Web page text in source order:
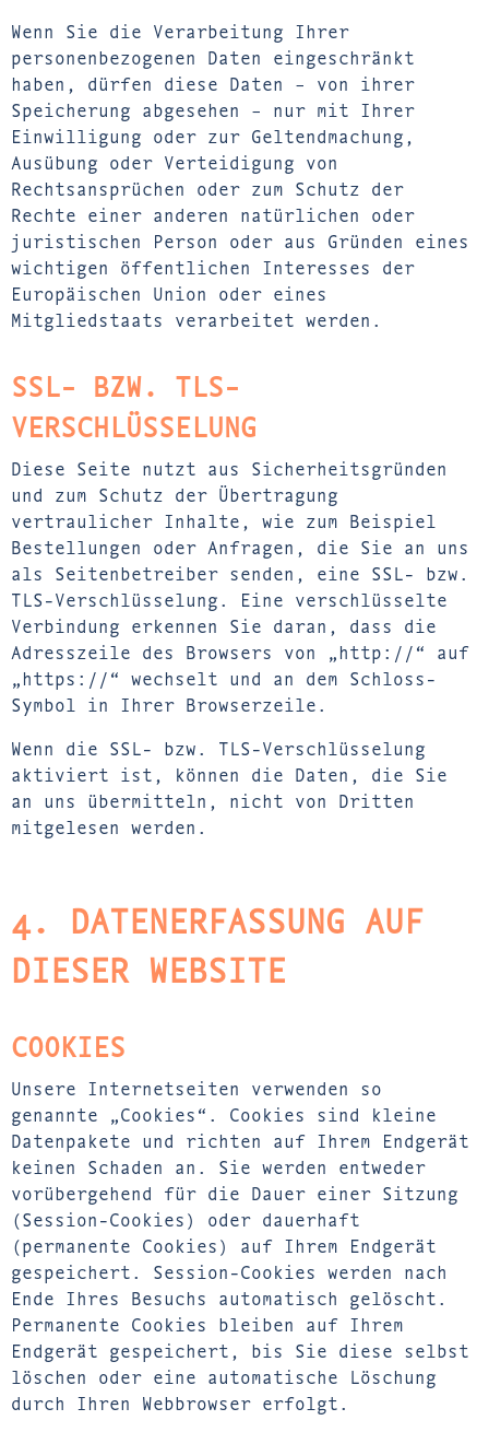
Wenn Sie die Verarbeitung Ihrer
personenbezogenen Daten eingeschränkt
haben, dürfen diese Daten – von ihrer
Speicherung abgesehen – nur mit Ihrer
Einwilligung oder zur Geltendmachung,
Ausübung oder Verteidigung von
Rechtsansprüchen oder zum Schutz der
Rechte einer anderen natürlichen oder
juristischen Person oder aus Gründen eines
wichtigen öffentlichen Interesses der
Europäischen Union oder eines
Mitgliedstaats verarbeitet werden.
SSL- BZW. TLS-
VERSCHLÜSSELUNG
Diese Seite nutzt aus Sicherheitsgründen
und zum Schutz der Übertragung
vertraulicher Inhalte, wie zum Beispiel
Bestellungen oder Anfragen, die Sie an uns
als Seitenbetreiber senden, eine SSL- bzw.
TLS-Verschlüsselung. Eine verschlüsselte
Verbindung erkennen Sie daran, dass die
Adresszeile des Browsers von „http://“ auf
„https://“ wechselt und an dem Schloss-
Symbol in Ihrer Browserzeile.
Wenn die SSL- bzw. TLS-Verschlüsselung
aktiviert ist, können die Daten, die Sie
an uns übermitteln, nicht von Dritten
mitgelesen werden.
4. DATENERFASSUNG AUF
DIESER WEBSITE
COOKIES
Unsere Internetseiten verwenden so
genannte „Cookies“. Cookies sind kleine
Datenpakete und richten auf Ihrem Endgerät
keinen Schaden an. Sie werden entweder
vorübergehend für die Dauer einer Sitzung
(Session-Cookies) oder dauerhaft
(permanente Cookies) auf Ihrem Endgerät
gespeichert. Session-Cookies werden nach
Ende Ihres Besuchs automatisch gelöscht.
Permanente Cookies bleiben auf Ihrem
Endgerät gespeichert, bis Sie diese selbst
löschen oder eine automatische Löschung
durch Ihren Webbrowser erfolgt.